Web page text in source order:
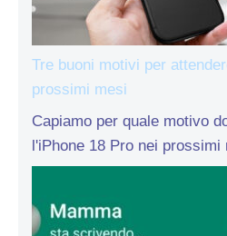
Tre buoni motivi per
prossimi mesi
Capiamo per quale motivo
l'iPhone 18 Pro nei prossimi